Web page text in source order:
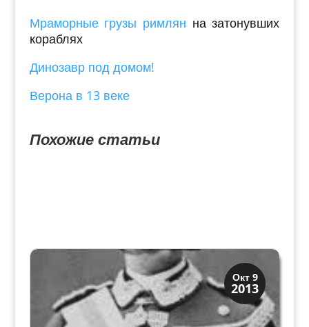
Мраморные грузы римлян на затонувших
кораблях
Динозавр под домом!
Верона в 13 веке
Похожие статьи
Окт 9
2013
Скрытая Верона
Улицы и площади